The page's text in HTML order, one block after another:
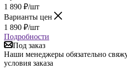
1 890 ₽/шт
Варианты цен
1 890 ₽/шт
Подробности
Под заказ
Наши менеджеры обязательно
условия заказа